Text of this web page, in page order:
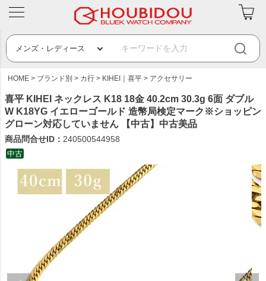
HOME ブランド別 カ行 KIHEI｜喜平 アクセサリー
喜平 KIHEI ネックレス K18 18金 40.2cm 30.3g 6面 ダブル
W K18YG イエローゴールド 造幣局検定マーク※ショッピン
グローン対応していません 【中古】中古美品
商品問合せID： 240500544958
中古